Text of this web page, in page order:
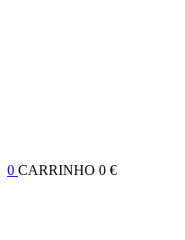
0 CARRINHO 0 €